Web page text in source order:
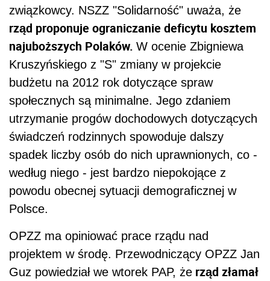
związkowcy. NSZZ "Solidarność" uważa, że
rząd proponuje ograniczanie deficytu kosztem
najuboższych Polaków. W ocenie Zbigniewa
Kruszyńskiego z "S" zmiany w projekcie
budżetu na 2012 rok dotyczące spraw
społecznych są minimalne. Jego zdaniem
utrzymanie progów dochodowych dotyczących
świadczeń rodzinnych spowoduje dalszy
spadek liczby osób do nich uprawnionych, co -
według niego - jest bardzo niepokojące z
powodu obecnej sytuacji demograficznej w
Polsce.
OPZZ ma opiniować prace rządu nad
projektem w środę. Przewodniczący OPZZ Jan
Guz powiedział we wtorek PAP, że rząd złamał